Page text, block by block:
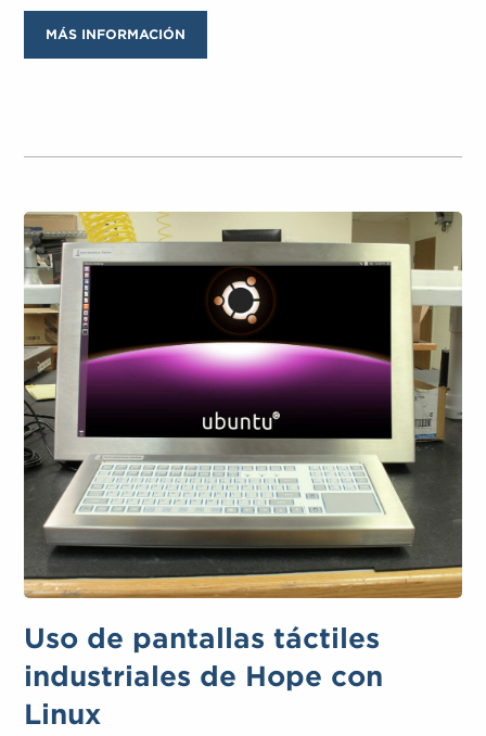
MÁS INFORMACIÓN
Uso de pantallas táctiles
industriales de Hope con
Linux